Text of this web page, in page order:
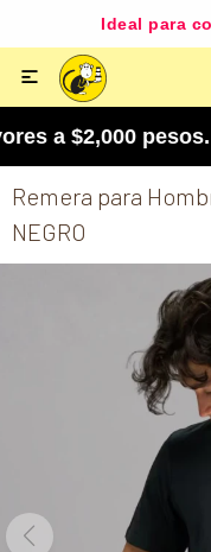
Ideal para

a $2,000
Remera para
NEGRO